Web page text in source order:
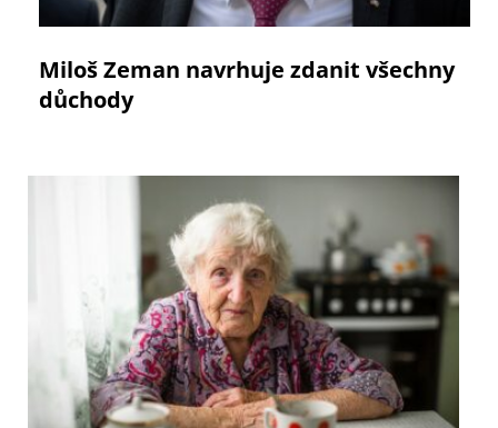
Miloš Zeman navrhuje zdanit všechny
důchody